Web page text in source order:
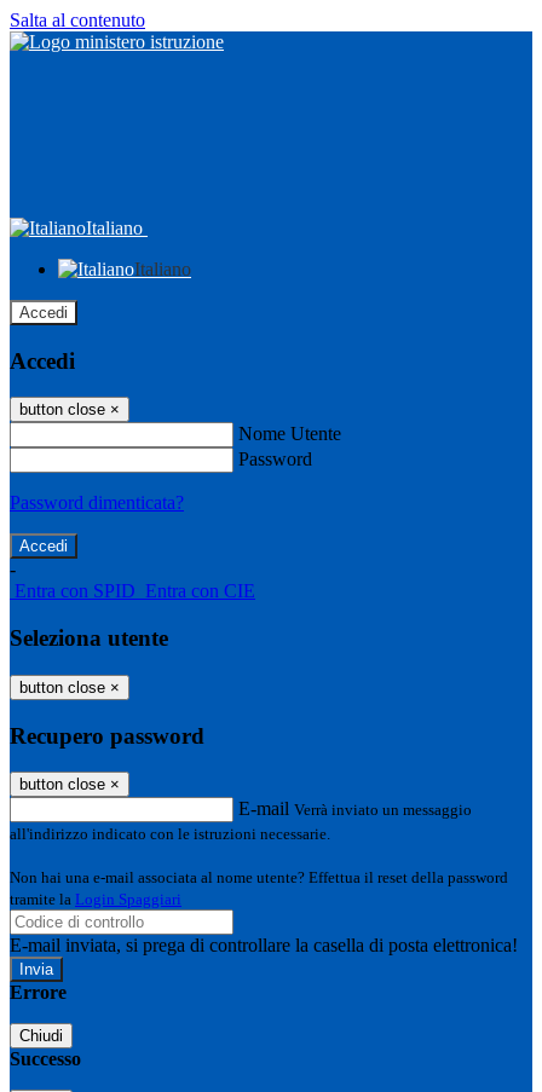
Salta al contenuto
Italiano
Italiano
Accedi
Accedi
button close ×
Nome Utente
Password
Password dimenticata?
-
Entra con SPID Entra con CIE
Seleziona utente
button close ×
Recupero password
button close ×
E-mail Verrà inviato un messaggio
all'indirizzo indicato con le istruzioni necessarie.
Non hai una e-mail associata al nome utente? Effettua il reset della password
tramite la Login Spaggiari
E-mail inviata, si prega di controllare la casella di posta elettronica!
Errore
Chiudi
Successo